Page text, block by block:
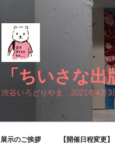
「ちいさな
渋谷いろどりやま 2021年4月3
展示のご挨拶 【開催日程変